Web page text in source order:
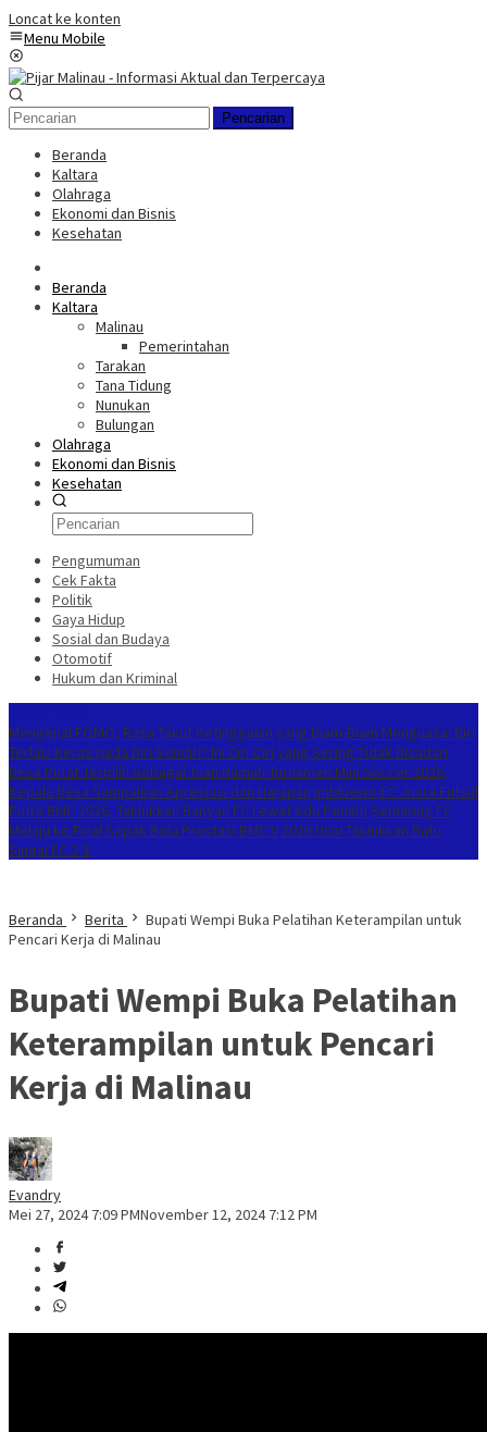
Loncat ke konten
Menu Mobile
Pencarian
Beranda
Kaltara
Olahraga
Ekonomi dan Bisnis
Kesehatan
Beranda
Kaltara
Malinau
Pemerintahan
Tarakan
Tana Tidung
Nunukan
Bulungan
Olahraga
Ekonomi dan Bisnis
Kesehatan
Pengumuman
Cek Fakta
Politik
Gaya Hidup
Sosial dan Budaya
Otomotif
Hukum dan Kriminal
Mengenal FOMO, Rasa Takut Ketinggalan yang Diam-Diam Menguasai Diri
Terlalu Keras pada Diri Sendiri? Ini Ciri-Ciri yang Sering Tidak Disadari
Desa Putat Terpilih Sebagai Tuan Rumah Turnamen Mini Soccer 2026,
Kepala Desa Sampaikan Apresiasi dan Harapan Imbluewo FC Juara Futsal
Putra BMC 2026, Taklukkan Banyan FC Lewat Adu Penalti Semaring FC
Melaju ke Final Sepak Bola Prestasi BMC V 2026 Usai Taklukkan Batu
Singai FC 2-1
Beranda Berita
Bupati Wempi Buka Pelatihan Keterampilan untuk
Pencari Kerja di Malinau
Bupati Wempi Buka Pelatihan
Keterampilan untuk Pencari
Kerja di Malinau
Evandry
Mei 27, 2024 7:09 PMNovember 12, 2024 7:12 PM